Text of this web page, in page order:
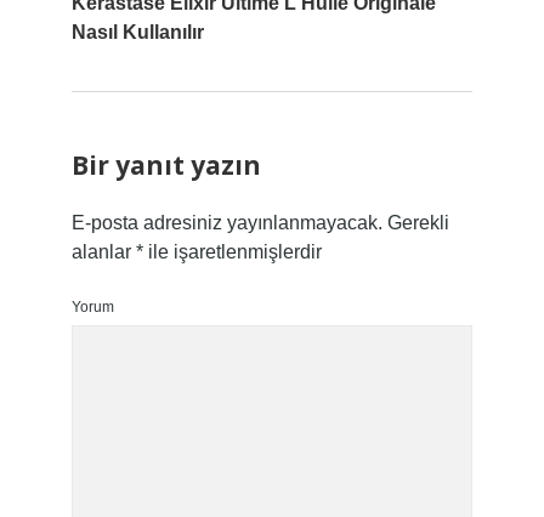
Nasıl Kullanılır
Bir yanıt yazın
E-posta adresiniz yayınlanmayacak. Gerekli
alanlar *ile işaretlenmişlerdir
Yorum